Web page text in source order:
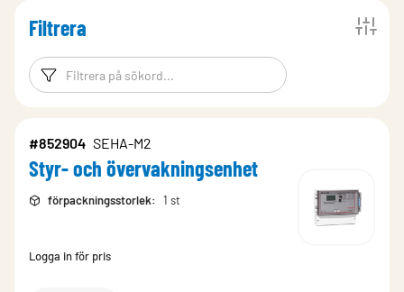
Filtrera
Filtreringsord Filtrera
#852904 SEHA-M2
Styr- och övervakningsenhet
förpackningsstorlek: 1 st
Logga in för pris